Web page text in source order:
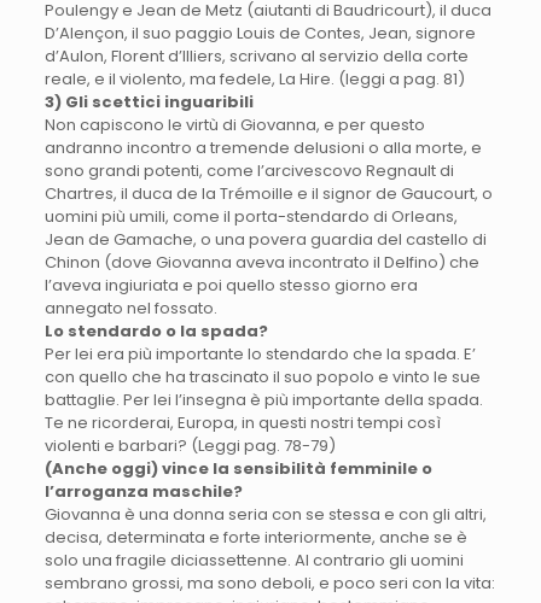
Poulengy e Jean de Metz (aiutanti di Baudricourt), il duca
D’Alençon, il suo paggio Louis de Contes, Jean, signore
d’Aulon, Florent d’Illiers, scrivano al servizio della corte
reale, e il violento, ma fedele, La Hire. (leggi a pag. 81)
3) Gli scettici inguaribili
Non capiscono le virtù di Giovanna, e per questo
andranno incontro a tremende delusioni o alla morte, e
sono grandi potenti, come l’arcivescovo Regnault di
Chartres, il duca de la Trémoille e il signor de Gaucourt, o
uomini più umili, come il porta-stendardo di Orleans,
Jean de Gamache, o una povera guardia del castello di
Chinon (dove Giovanna aveva incontrato il Delfino) che
l’aveva ingiuriata e poi quello stesso giorno era
annegato nel fossato.
Lo stendardo o la spada?
Per lei era più importante lo stendardo che la spada. E’
con quello che ha trascinato il suo popolo e vinto le sue
battaglie. Per lei l’insegna è più importante della spada.
Te ne ricorderai, Europa, in questi nostri tempi così
violenti e barbari? (Leggi pag. 78-79)
(Anche oggi) vince la sensibilità femminile o
l’arroganza maschile?
Giovanna è una donna seria con se stessa e con gli altri,
decisa, determinata e forte interiormente, anche se è
solo una fragile diciassettenne. Al contrario gli uomini
sembrano grossi, ma sono deboli, e poco seri con la vita: